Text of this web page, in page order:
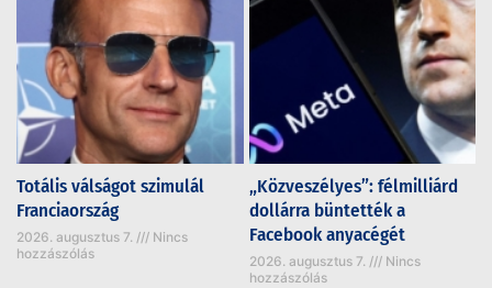
Totális válságot szimulál
Franciaország
2026. augusztus 7.
Nincs
hozzászólás
„Közveszélyes”: félmilliárd
dollárra büntették a
Facebook anyacégét
2026. augusztus 7.
Nincs
hozzászólás